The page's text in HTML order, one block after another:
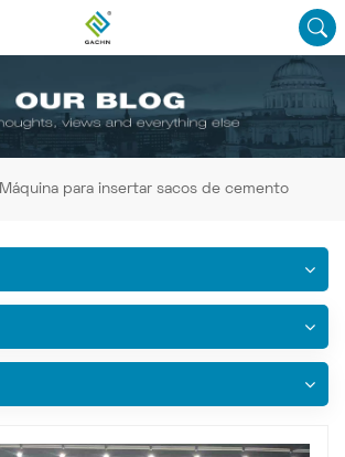
Máquina para insertar sacos de cemento